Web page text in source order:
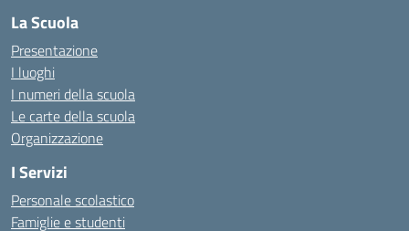
La Scuola
Presentazione
I luoghi
I numeri della scuola
Le carte della scuola
Organizzazione
I Servizi
Personale scolastico
Famiglie e studenti